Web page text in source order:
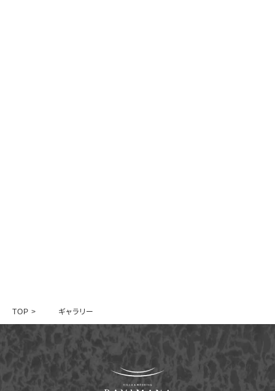
TOP > ギャラリー